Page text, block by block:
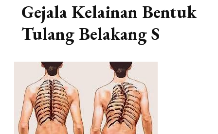
Gejala Kelainan Bentuk
Tulang Belakang S